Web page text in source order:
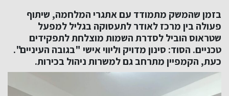
בזמן שהמשק מתמודד עם אתגרי המלחמה, שיתוף
פעולה בין מרכז לאודר לתעסוקה בגליל למפעל
שטראוס הוביל לסדרת השמות מוצלחת לתפקידים
טכניים. הסוד: סינון מדויק וליווי אישי "בגובה העיניים".
כעת, הקמפיין מתרחב גם למשרות ניהול בכירות.